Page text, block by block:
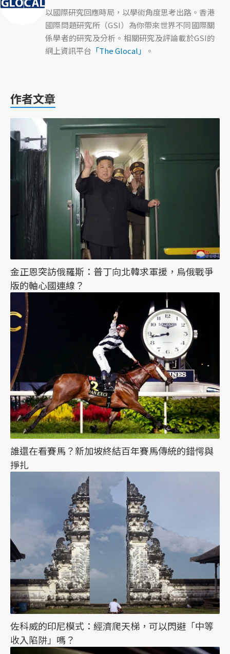
以國際研究回應時局，以學術角度思考出路。香港
國際問題研究所（GSI）為你帶來世界不同國際關
係學者的研究及分析。相關研究及評論載於GSI的
網上資訊平台 「The Glocal」 。
作者文章
金正恩突訪俄羅斯：普丁向北韓求軍援，烏俄戰爭
版的軸心國連線？
誰還在看賽馬？新加坡終結百年賽馬傳統的錯愕與
掙扎
佐科威的印尼模式：經濟爬天梯，可以閃避「中等
收入陷阱」嗎？